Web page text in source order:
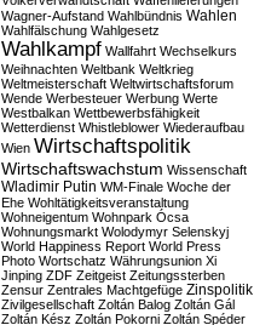
Wagner-Aufstand Wahlbündnis Wahlen
Wahlfälschung Wahlgesetz
Wahlkampf Wallfahrt Wechselkurs
Weihnachten Weltbank Weltkrieg
Weltmeisterschaft Weltwirtschaftsforum
Wende Werbesteuer Werbung Werte
Westbalkan Wettbewerbsfähigkeit
Wetterdienst Whistleblower Wiederaufbau
Wien Wirtschaftspolitik
Wirtschaftswachstum Wissenschaft
Wladimir Putin WM-Finale Woche der
Ehe Wohltätigkeitsveranstaltung
Wohneigentum Wohnpark Ócsa
Wohnungsmarkt Wolodymyr Selenskyj
World Happiness Report World Press
Photo Wortschatz Währungsunion Xi
Jinping ZDF Zeitgeist Zeitungssterben
Zensur Zentrales Machtgefüge Zinspolitik
Zivilgesellschaft Zoltán Balog Zoltán Gál
Zoltán Kész Zoltán Pokorni Zoltán Spéder